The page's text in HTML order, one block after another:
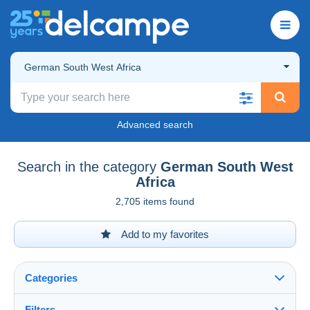
German South West Africa
Advanced search
Search in the category German South West
Africa
2,705 items found
Add to my favorites
Categories